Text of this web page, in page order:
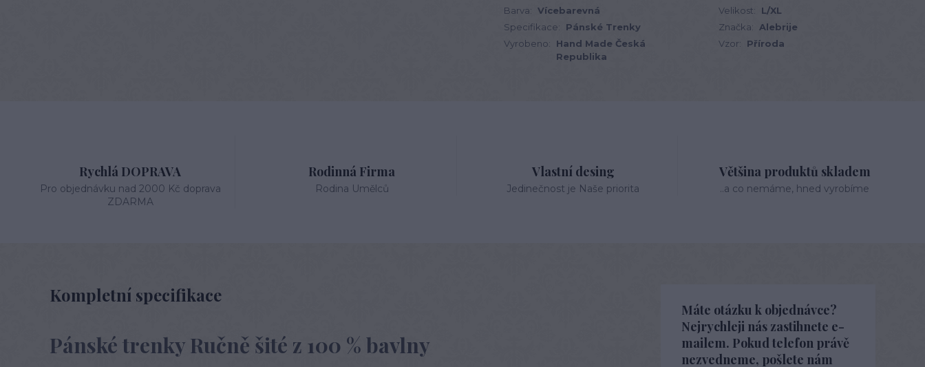
Barva: Vícebarevná Velikost:
L/XL
Specifikace:
Pánské Trenky Značka:
Alebrije
Vyrobeno:
Hand Made Česká
Republika
Vzor: Příroda
Rychlá DOPRAVA
Pro objednávku nad 2000 Kč doprava
ZDARMA
Rodinná Firma
Rodina Umělců
Vlastní desing
Jedinečnost je Naše priorita
Většina produktů skladem
..a co nemáme, hned vyrobíme
Kompletní specifikace
Pánské trenky Ručně šité z 100 % bavlny
Máte otázku k objednávce?
Nejrychleji nás zastihnete e-
mailem. Pokud telefon právě
nezvedneme, pošlete nám